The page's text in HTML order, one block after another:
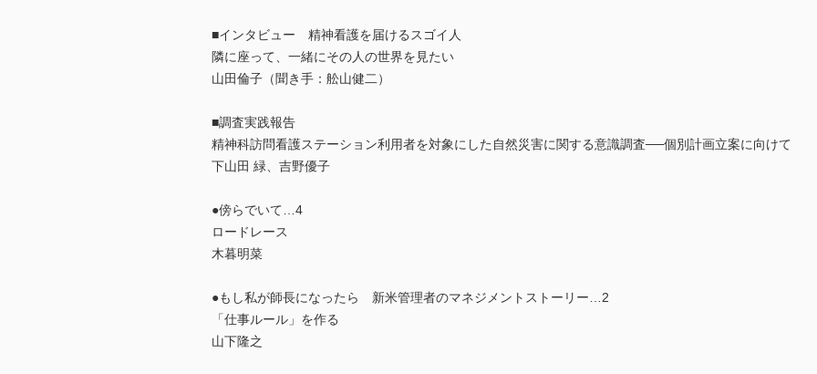
■インタビュー 精神看護を届けるスゴイ人
隣に座って、一緒にその人の世界を見たい
山田倫子（聞き手：舩山健二）
■調査実践報告
精神科訪問看護ステーション利用者を対象にした自然災害に関する意識調査──個別計画立案に向けて
下山田 緑、吉野優子
●傍らでいて…4
ロードレース
木暮明菜
●もし私が師長になったら 新米管理者のマネジメントストーリー…2
「仕事ルール」を作る
山下隆之